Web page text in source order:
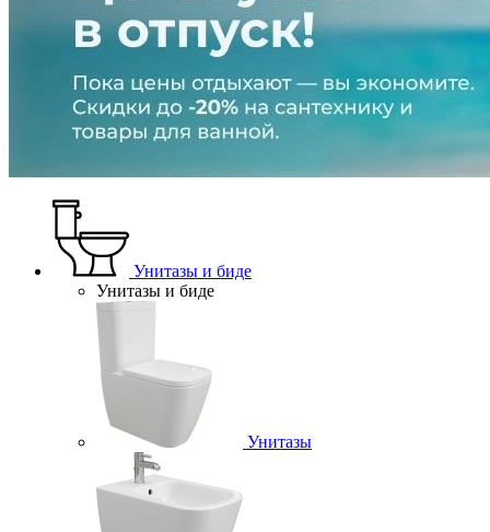
Унитазы и биде
Унитазы и биде
Унитазы